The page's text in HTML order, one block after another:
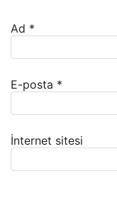
Ad *
E-posta *
İnternet sitesi